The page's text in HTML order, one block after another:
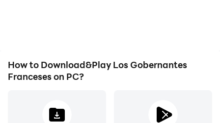
How to Download&Play Los Gobernantes
Franceses on PC?